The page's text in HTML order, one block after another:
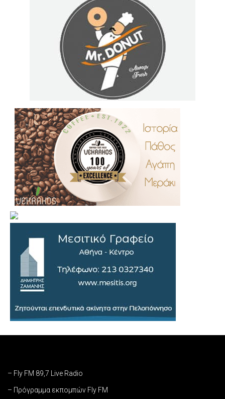
– Fly FM 89,7 Live Radio
– Πρόγραμμα εκπομπών Fly FM